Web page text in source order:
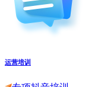
运营培训